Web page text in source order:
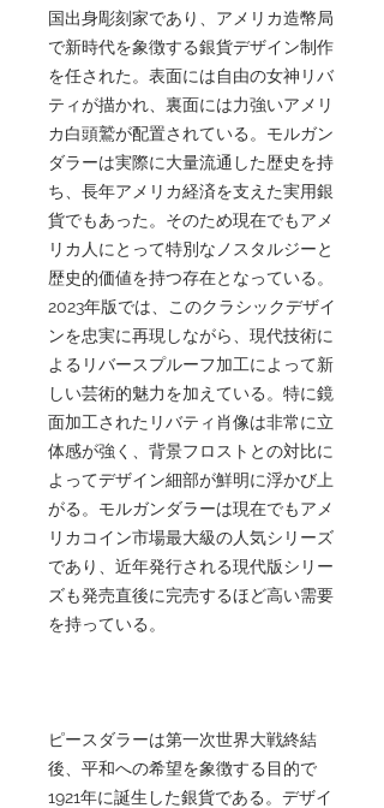
国出身彫刻家であり、アメリカ造幣局
で新時代を象徴する銀貨デザイン制作
を任された。表面には自由の女神リバ
ティが描かれ、裏面には力強いアメリ
カ白頭鷲が配置されている。モルガン
ダラーは実際に大量流通した歴史を持
ち、長年アメリカ経済を支えた実用銀
貨でもあった。そのため現在でもアメ
リカ人にとって特別なノスタルジーと
歴史的価値を持つ存在となっている。
2023年版では、このクラシックデザイ
ンを忠実に再現しながら、現代技術に
よるリバースプルーフ加工によって新
しい芸術的魅力を加えている。特に鏡
面加工されたリバティ肖像は非常に立
体感が強く、背景フロストとの対比に
よってデザイン細部が鮮明に浮かび上
がる。モルガンダラーは現在でもアメ
リカコイン市場最大級の人気シリーズ
であり、近年発行される現代版シリー
ズも発売直後に完売するほど高い需要
を持っている。
ピースダラーは第一次世界大戦終結
後、平和への希望を象徴する目的で
1921年に誕生した銀貨である。デザイ